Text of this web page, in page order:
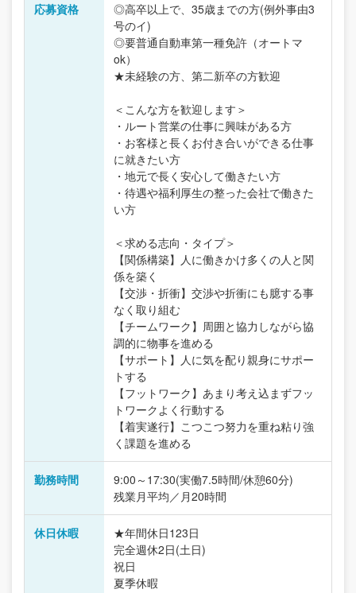
応募資格
◎高卒以上で、35歳までの方(例外事由3
号のイ)
◎要普通自動車第一種免許（オートマ
ok）
★未経験の方、第二新卒の方歓迎
＜こんな方を歓迎します＞
・ルート営業の仕事に興味がある方
・お客様と長くお付き合いができる仕事
に就きたい方
・地元で長く安心して働きたい方
・待遇や福利厚生の整った会社で働きた
い方
＜求める志向・タイプ＞
【関係構築】人に働きかけ多くの人と関
係を築く
【交渉・折衝】交渉や折衝にも臆する事
なく取り組む
【チームワーク】周囲と協力しながら協
調的に物事を進める
【サポート】人に気を配り親身にサポー
トする
【フットワーク】あまり考え込まずフッ
トワークよく行動する
【着実遂行】こつこつ努力を重ね粘り強
く課題を進める
勤務時間
9:00～17:30(実働7.5時間/休憩60分)
残業月平均／月20時間
休日休暇
★年間休日123日
完全週休2日(土日)
祝日
夏季休暇